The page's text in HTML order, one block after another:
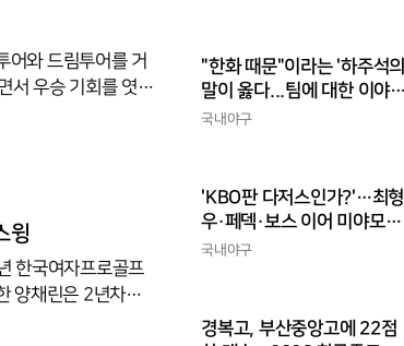
즌 KLPGA투어 기
어와 드림투어를 거
감이 느껴지는 드라이버 스윙을 영
윙
양채린은 2년차인
"한화 때문"이라는 '하주석의
말이 옳다...팀에 대한 이야
기, 끝까지 안 하는 게 도리
국내야구
'KBO판 다저스인가?'…최형
우·페덱·보스 이어 미야모리
까지, 삼성의 '스펙 만렙' 승부
국내야구
경복고, 부산중앙고에 22점